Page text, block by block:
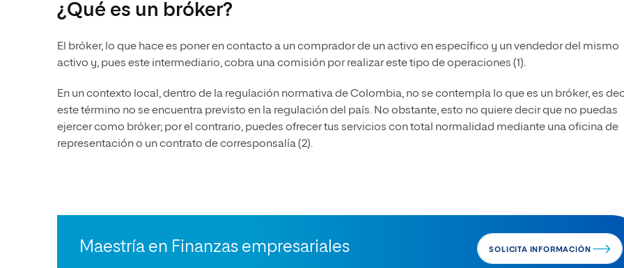
¿Qué es un bróker?
El bróker, lo que hace es poner en contacto a un comprador de un activo en específico y un vendedor del mismo
activo y, pues este intermediario, cobra una comisión por realizar este tipo de operaciones (1).
En un contexto local, dentro de la regulación normativa de Colombia, no se contempla lo que es un bróker, es
este término no se encuentra previsto en la regulación del país. No obstante, esto no quiere decir que no puedas
ejercer como bróker; por el contrario, puedes ofrecer tus servicios con total normalidad mediante una oficina de
representación o un contrato de corresponsalía (2).
Maestría en Finanzas empresariales SOLICITA INFORMACIÓN